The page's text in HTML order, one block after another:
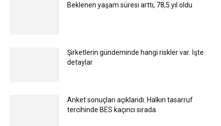
Beklenen yaşam süresi arttı, 78,5 yıl oldu
Şirketlerin gündeminde hangi riskler var. İşte
detaylar
Anket sonuçları açıklandı. Halkın tasarruf
tercihinde BES kaçıncı sırada